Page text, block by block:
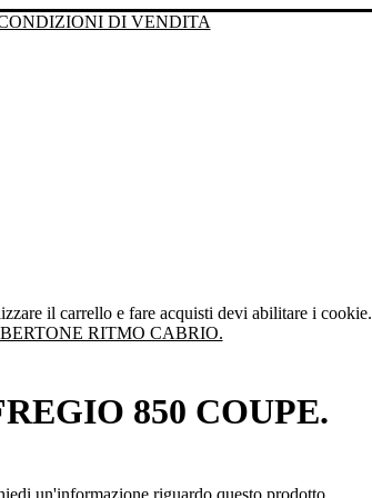
DI VENDITA
il carrello e fare acquisti devi abilitare i cookie.
RITMO CABRIO.
850 COUPE.